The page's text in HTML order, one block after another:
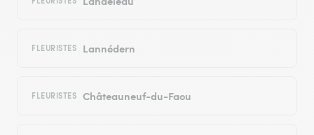
FLEURISTES Lannédern
FLEURISTES Châteauneuf-du-Faou